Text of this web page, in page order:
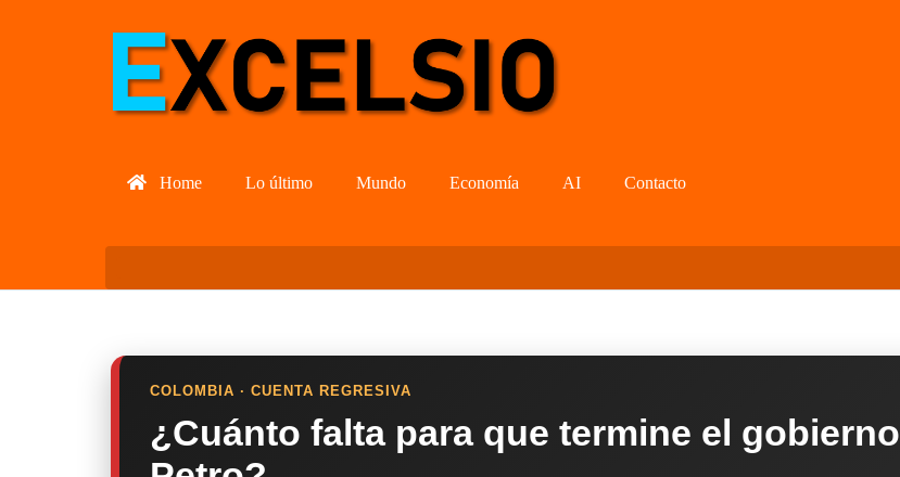
Home Lo último Mundo Economía AI Contacto
COLOMBIA · CUENTA REGRESIVA
¿Cuánto falta para que termine el gobierno